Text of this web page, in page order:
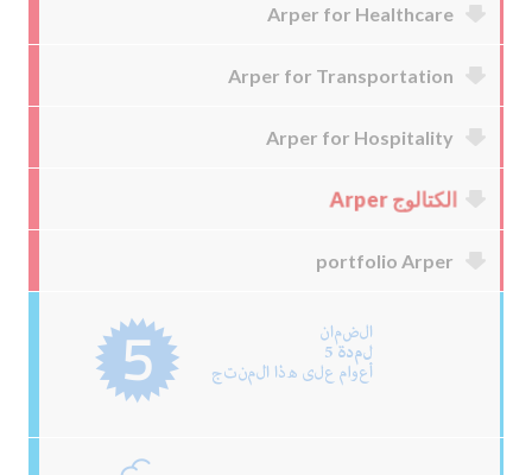
Arper for Healthcare
Arper for Transportation
Arper for Hospitality
الكتالوج Arper
portfolio Arper